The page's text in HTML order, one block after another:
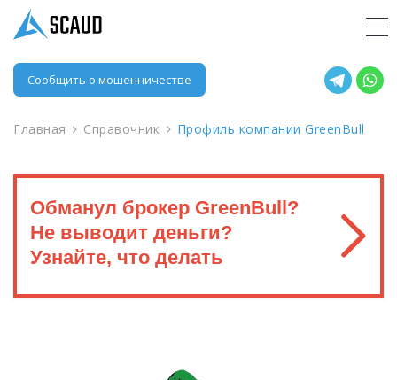
Сообщить о мошенничестве
Главная Справочник Профиль компании GreenBull
Обманул брокер GreenBull?
Не выводит деньги?
Узнайте, что делать